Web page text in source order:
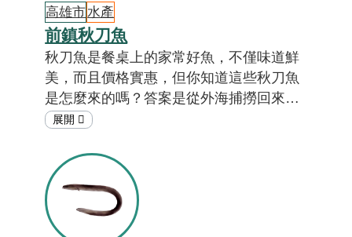
高雄市水產
前鎮秋刀魚
秋刀魚是餐桌上的家常好魚，不僅味道鮮
美，而且價格實惠，但你知道這些秋刀魚
是怎麼來的嗎？答案是從外海捕撈回來
的，嚴格說來，還屬於遠洋漁業的收穫
高雄市出入港。高雄是臺灣最大的秋刀魚
基地，一起來看「在地特色小教室」，了
解秋刀魚的小故事吧！